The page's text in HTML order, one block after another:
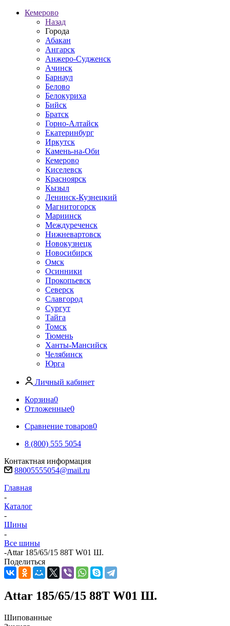
Кемерово
Назад
Города
Абакан
Ангарск
Анжеро-Судженск
Ачинск
Барнаул
Белово
Белокуриха
Бийск
Братск
Горно-Алтайск
Екатеринбург
Иркутск
Камень-на-Оби
Кемерово
Киселевск
Красноярск
Кызыл
Ленинск-Кузнецкий
Магнитогорск
Мариинск
Междуреченск
Нижневартовск
Новокузнецк
Новосибирск
Омск
Осинники
Прокопьевск
Северск
Славгород
Сургут
Тайга
Томск
Тюмень
Ханты-Мансийск
Челябинск
Юрга
Личный кабинет
Корзина0
Отложенные0
Сравнение товаров0
8 (800) 555 5054
Контактная информация
88005555054@mail.ru
Главная
-
Каталог
-
Шины
-
Все шины
-Attar 185/65/15 88T W01 Ш.
Поделиться
Attar 185/65/15 88T W01 Ш.
Шипованные